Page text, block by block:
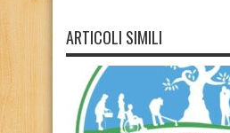
ARTICOLI SIMILI